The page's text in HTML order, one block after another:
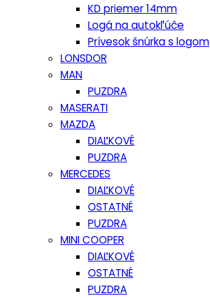
KD priemer 14mm
Logá na autokľúče
Prívesok šnúrka s logom
LONSDOR
MAN
PUZDRA
MASERATI
MAZDA
DIAĽKOVÉ
PUZDRA
MERCEDES
DIAĽKOVÉ
OSTATNÉ
PUZDRA
MINI COOPER
DIAĽKOVÉ
OSTATNÉ
PUZDRA